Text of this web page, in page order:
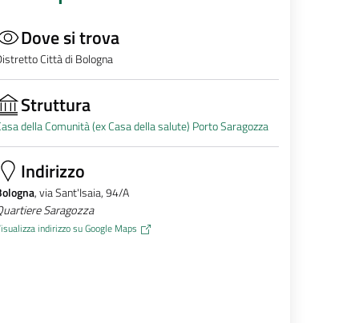
Dove si trova
Città di Bologna
Struttura
della Comunità (ex Casa della salute) Porto Saragozza
Indirizzo
, via Sant'Isaia, 94/A
Saragozza
indirizzo su Google Maps